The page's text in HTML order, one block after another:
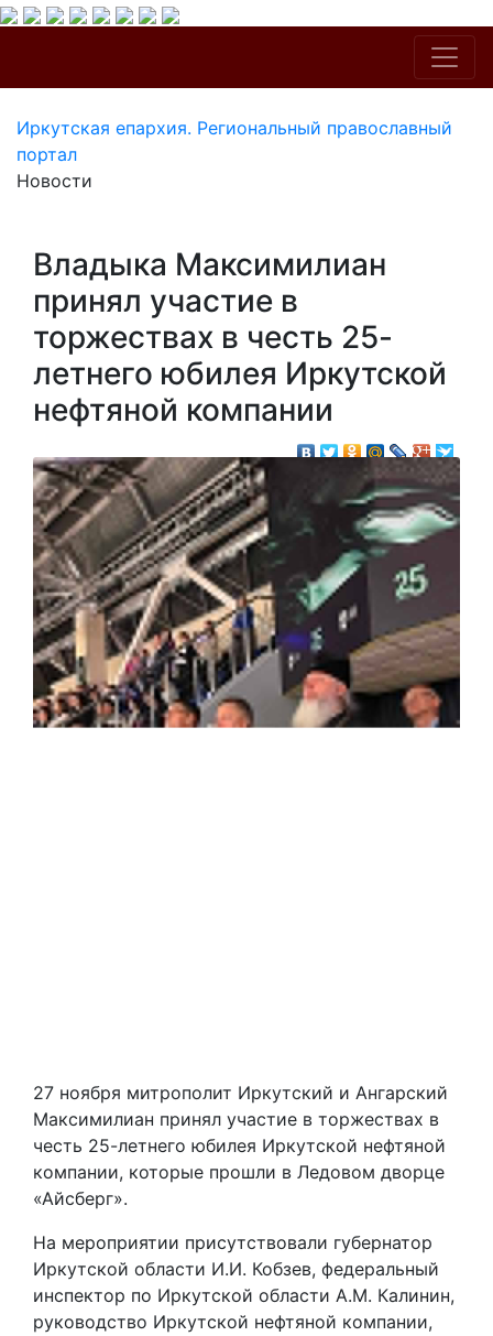
Иркутская епархия. Региональный православный
портал
Новости
Владыка Максимилиан
принял участие в
торжествах в честь 25-
летнего юбилея Иркутской
нефтяной компании
27 ноября митрополит Иркутский и Ангарский
Максимилиан принял участие в торжествах в
честь 25-летнего юбилея Иркутской нефтяной
компании, которые прошли в Ледовом дворце
«Айсберг».
На мероприятии присутствовали губернатор
Иркутской области И.И. Кобзев, федеральный
инспектор по Иркутской области А.М. Калинин,
руководство Иркутской нефтяной компании,